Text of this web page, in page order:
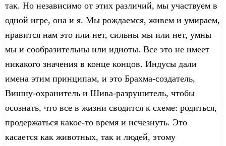
так. Но независимо от этих различий, мы участвуем в
одной игре, она и я. Мы рождаемся, живем и умираем,
нравится нам это или нет, сильны мы или нет, умны
мы и сообразительны или идиоты. Все это не имеет
никакого значения в конце концов. Индусы дали
имена этим принципам, и это Брахма-создатель,
Вишну-охранитель и Шива-разрушитель, чтобы
осознать, что все в жизни сводится к схеме: родиться,
продержаться какое-то время и исчезнуть. Это
касается как животных, так и людей, этому